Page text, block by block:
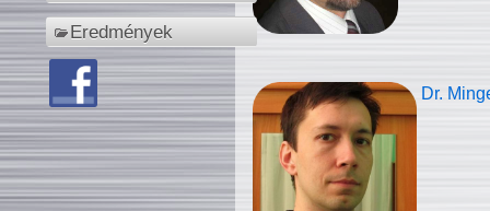
Eredmények
Dr.